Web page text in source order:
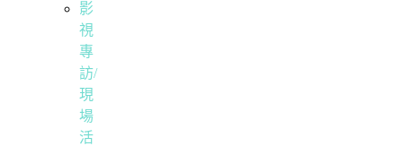
影
視
專
訪/
現
場
活